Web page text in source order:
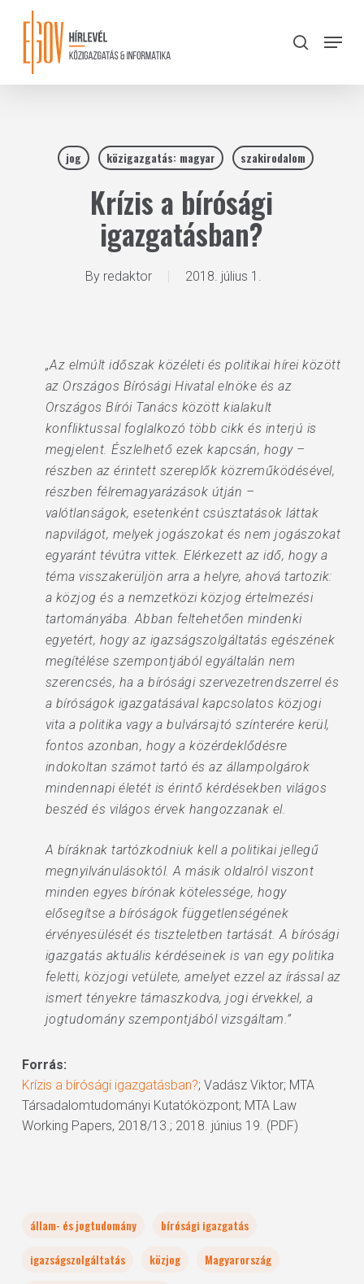
content
search
Menu
jog közigazgatás: magyar szakirodalom
Krízis a bírósági
igazgatásban?
By redaktor 2018. július 1.
„Az elmúlt időszak közéleti és politikai hírei között
az Országos Bírósági Hivatal elnöke és az
Országos Bírói Tanács között kialakult
konfliktussal foglalkozó több cikk és interjú is
megjelent. Észlelhető ezek kapcsán, hogy –
részben az érintett szereplők közreműködésével,
részben félremagyarázások útján –
valótlanságok, esetenként csúsztatások láttak
napvilágot, melyek jogászokat és nem jogászokat
egyaránt tévútra vittek. Elérkezett az idő, hogy a
téma visszakerüljön arra a helyre, ahová tartozik:
a közjog és a nemzetközi közjog értelmezési
tartományába. Abban feltehetően mindenki
egyetért, hogy az igazságszolgáltatás egészének
megítélése szempontjából egyáltalán nem
szerencsés, ha a bírósági szervezetrendszerrel és
a bíróságok igazgatásával kapcsolatos közjogi
vita a politika vagy a bulvársajtó színterére kerül,
fontos azonban, hogy a közérdeklődésre
indokoltan számot tartó és az állampolgárok
mindennapi életét is érintő kérdésekben világos
beszéd és világos érvek hangozzanak el.
A bíráknak tartózkodniuk kell a politikai jellegű
megnyilvánulásoktól. A másik oldalról viszont
minden egyes bírónak kötelessége, hogy
elősegítse a bíróságok függetlenségének
érvényesülését és tiszteletben tartását. A bírósági
igazgatás aktuális kérdéseinek is van egy politika
feletti, közjogi vetülete, amelyet ezzel az írással az
ismert tényekre támaszkodva, jogi érvekkel, a
jogtudomány szempontjából vizsgáltam.”
Forrás:
Krízis a bírósági igazgatásban?; Vadász Viktor; MTA
Társadalomtudományi Kutatóközpont; MTA Law
Working Papers, 2018/13.; 2018. június 19. (PDF)
állam- és jogtudomány
bírósági igazgatás
igazságszolgáltatás
közjog
Magyarország
Close